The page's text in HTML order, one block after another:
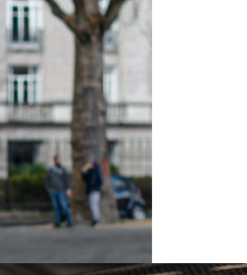
adore aussi son
: Autopedia.
unique et
ont
des articles